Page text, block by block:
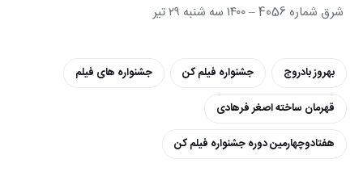
شرق شماره 4056 – ۱۴۰۰ سه شنبه ۲۹ تير
بهروز بادروج جشنواره فیلم کن
جشنواره های فیلم
قهرمان ساخته اصغر فرهادی
هفتادوچهارمین دوره جشنواره فیلم کن